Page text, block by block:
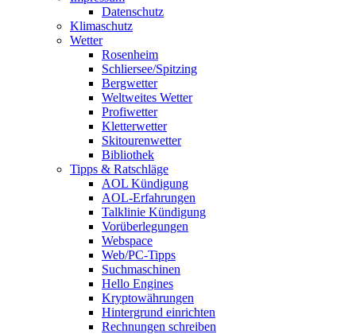
Datenschutz
Klimaschutz
Wetter
Rosenheim
Schliersee/Spitzing
Bergwetter
Weltweites Wetter
Profiwetter
Kletterwetter
Skitourenwetter
Bibliothek
Tipps & Ratschläge
AOL Kündigung
AOL-Erfahrungen
Talklinie Kündigung
Vorüberlegungen
Webspace
Web/PC-Tipps
Suchmaschinen
Hello Engines
Kryptowährungen
Hintergrund einrichten
Rechnungen schreiben